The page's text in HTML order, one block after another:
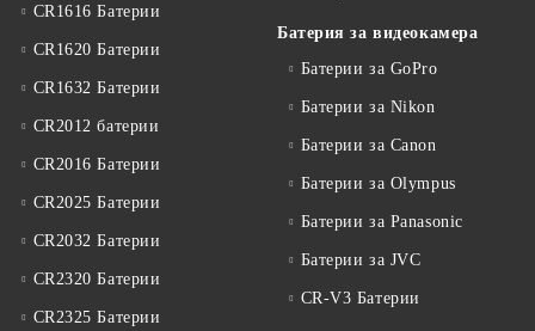
CR1616 Батерии
CR1620 Батерии
CR1632 Батерии
CR2012 батерии
CR2016 Батерии
CR2025 Батерии
CR2032 Батерии
CR2320 Батерии
CR2325 Батерии
Батерия за видеокамера
Батерии за GoPro
Батерии за Nikon
Батерии за Canon
Батерии за Olympus
Батерии за Panasonic
Батерии за JVC
CR-V3 Батерии